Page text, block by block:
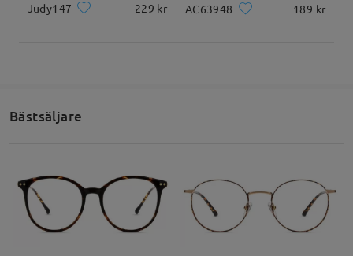
Judy147 229 kr AC63948 189 kr
Bästsäljare